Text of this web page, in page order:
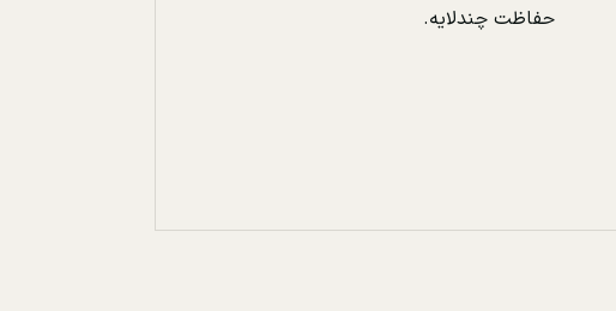
حفاظت چندلایه.